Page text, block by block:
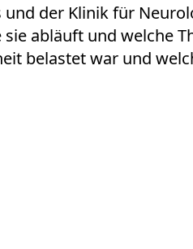
der Klinik für
abläuft und welche
belastet war und